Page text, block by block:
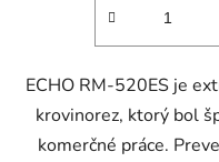
ECHO RM-520ES je
krovinorez, ktorý bol
komerčné práce.